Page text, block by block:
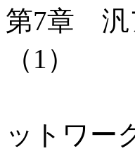
第7章 汎
（1）
—— 露
ットワー